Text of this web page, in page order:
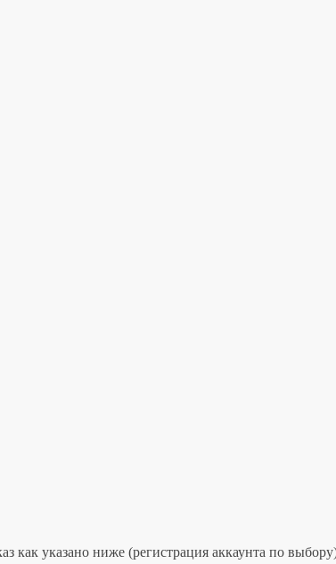
как указано ниже (регистрация аккаунта по